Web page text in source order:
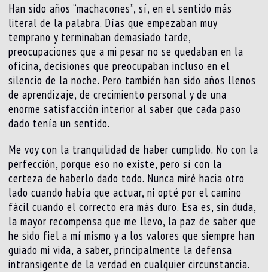
Han sido años “machacones”, sí, en el sentido más
literal de la palabra. Días que empezaban muy
temprano y terminaban demasiado tarde,
preocupaciones que a mi pesar no se quedaban en la
oficina, decisiones que preocupaban incluso en el
silencio de la noche. Pero también han sido años llenos
de aprendizaje, de crecimiento personal y de una
enorme satisfacción interior al saber que cada paso
dado tenía un sentido.
Me voy con la tranquilidad de haber cumplido. No con la
perfección, porque eso no existe, pero sí con la
certeza de haberlo dado todo. Nunca miré hacia otro
lado cuando había que actuar, ni opté por el camino
fácil cuando el correcto era más duro. Esa es, sin duda,
la mayor recompensa que me llevo, la paz de saber que
he sido fiel a mí mismo y a los valores que siempre han
guiado mi vida, a saber, principalmente la defensa
intransigente de la verdad en cualquier circunstancia.